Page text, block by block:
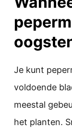
Je kunt
voldoende
meestal
het planten.